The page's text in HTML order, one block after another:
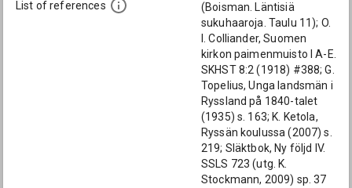
List of references
(Boisman. Läntisiä
sukuhaaroja. Taulu 11); O.
I. Colliander, Suomen
kirkon paimenmuisto I A-E.
SKHST 8:2 (1918) #388; G.
Topelius, Unga landsmän i
Ryssland på 1840-talet
(1935) s. 163; K. Ketola,
Ryssän koulussa (2007) s.
219; Släktbok, Ny följd IV.
SSLS 723 (utg. K.
Stockmann, 2009) sp. 37